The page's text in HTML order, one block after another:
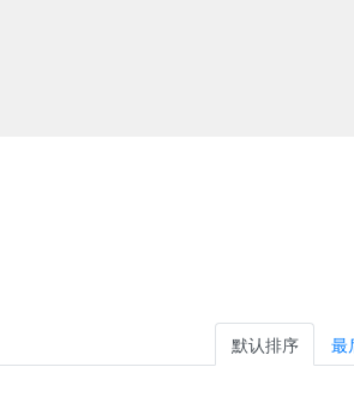
默认排序 最